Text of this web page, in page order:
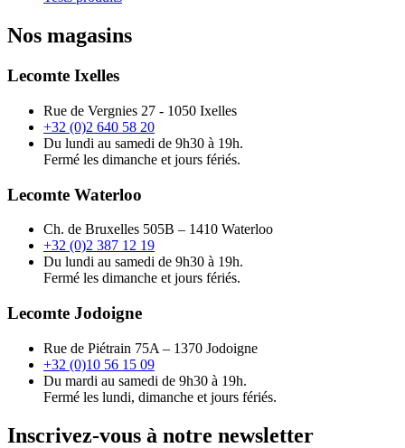
Nos magasins
Lecomte Ixelles
Rue de Vergnies 27 - 1050 Ixelles
+32 (0)2 640 58 20
Du lundi au samedi de 9h30 à 19h.
Fermé les dimanche et jours fériés.
Lecomte Waterloo
Ch. de Bruxelles 505B – 1410 Waterloo
+32 (0)2 387 12 19
Du lundi au samedi de 9h30 à 19h.
Fermé les dimanche et jours fériés.
Lecomte Jodoigne
Rue de Piétrain 75A – 1370 Jodoigne
+32 (0)10 56 15 09
Du mardi au samedi de 9h30 à 19h.
Fermé les lundi, dimanche et jours fériés.
Inscrivez-vous à notre newsletter